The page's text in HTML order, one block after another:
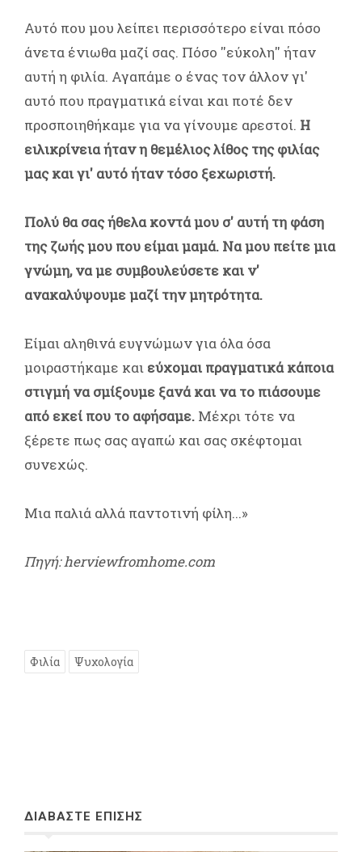
Αυτό που μου λείπει περισσότερο είναι πόσο
άνετα ένιωθα μαζί σας. Πόσο ''εύκολη'' ήταν
αυτή η φιλία. Αγαπάμε ο ένας τον άλλον γι'
αυτό που πραγματικά είναι και ποτέ δεν
προσποιηθήκαμε για να γίνουμε αρεστοί. Η
ειλικρίνεια ήταν η θεμέλιος λίθος της φιλίας
μας και γι' αυτό ήταν τόσο ξεχωριστή.
Πολύ θα σας ήθελα κοντά μου σ' αυτή τη φάση
της ζωής μου που είμαι μαμά. Να μου πείτε μια
γνώμη, να με συμβουλεύσετε και ν'
ανακαλύψουμε μαζί την μητρότητα.
Είμαι αληθινά ευγνώμων για όλα όσα
μοιραστήκαμε και εύχομαι πραγματικά κάποια
στιγμή να σμίξουμε ξανά και να το πιάσουμε
από εκεί που το αφήσαμε. Μέχρι τότε να
ξέρετε πως σας αγαπώ και σας σκέφτομαι
συνεχώς.
Μια παλιά αλλά παντοτινή φίλη...»
Πηγή: herviewfromhome.com
Φιλία Ψυχολογία
ΔΙΑΒΑΣΤΕ ΕΠΙΣΗΣ